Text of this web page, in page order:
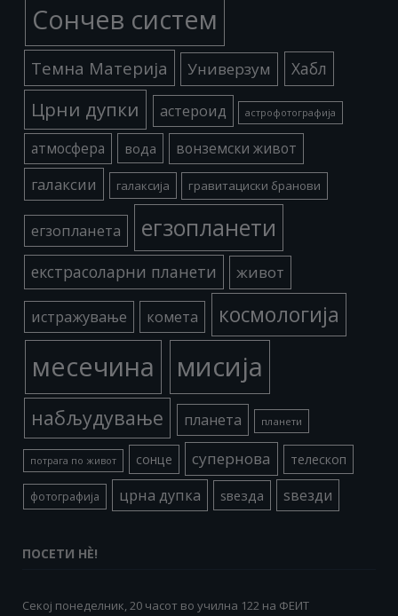
Сончев систем
Темна Материја Универзум Хабл
Црни дупки астероид астрофотографија
атмосфера вода вонземски живот
галаксии галаксија гравитациски бранови
егзопланета егзопланети
екстрасоларни планети живот
истражување комета космологија
месечина мисија
набљудување планета планети
потрага по живот сонце супернова телескоп
фотографија црна дупка ѕвезда ѕвезди
ПОСЕТИ НÈ!
Секој понеделник, 20 часот во училна 122 на ФЕИТ